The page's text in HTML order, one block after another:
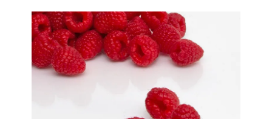
Ignorer la galerie de produits